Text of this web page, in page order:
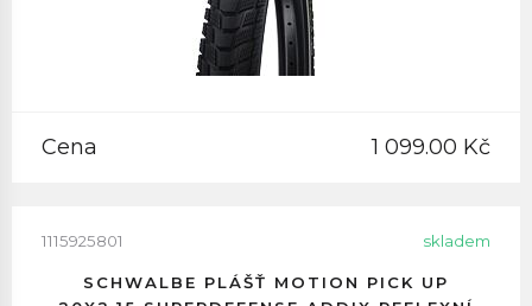
Cena 1 099.00 Kč
1115925801 skladem
SCHWALBE PLÁŠŤ MOTION PICK UP